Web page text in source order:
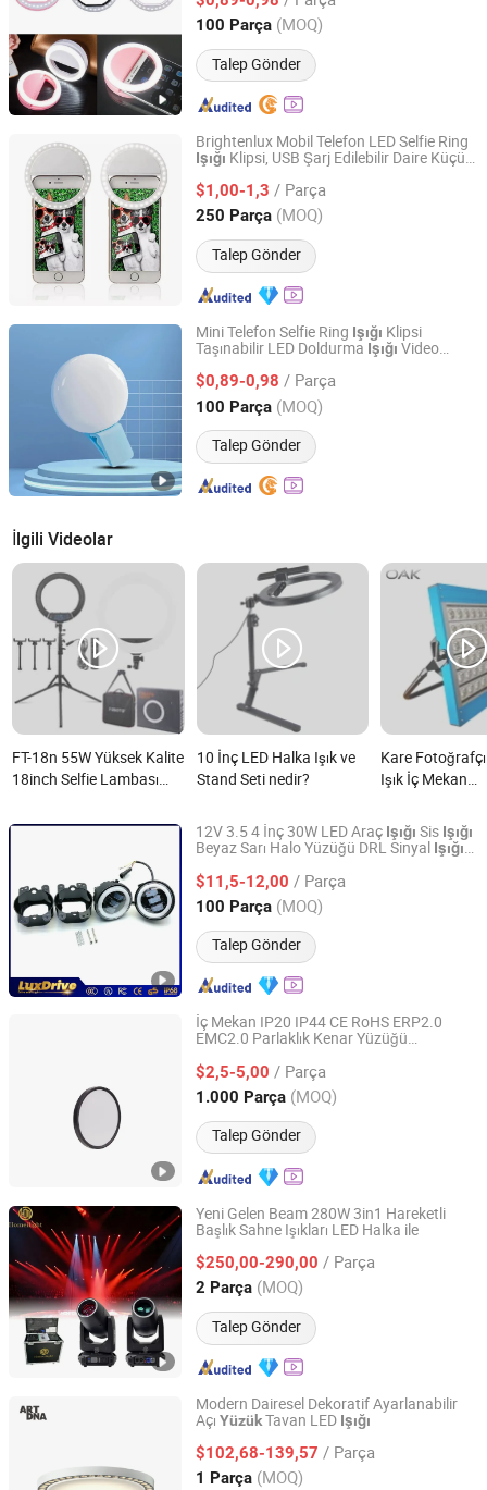
100 Parça (MOQ)
Talep Gönder
Fiyat 2016
Brightenlux Mobil Telefon LED Selfie Ring
Işığı Klipsi, USB Şarj Edilebilir Daire Küçük
$1,00-1,3 / Parça
250 Parça (MOQ)
Talep Gönder
Ningbo Brightenlux Electric Appliance Co., Ltd
Zhejiang, China Fiyat 2022
Mini Telefon Selfie Ring Işığı Klipsi
Taşınabilir LED Doldurma Işığı Video
$0,89-0,98 / Parça
100 Parça (MOQ)
Talep Gönder
Shenzhen Hisdon Technology Co.,Ltd,
Guangdong, China Fiyat 2016
İlgili Videolar
FT-18n 55W Yüksek Kalite
18inch Selfie Lambası
Ring Işığı Tripod Stand ile
Tiktok için nedir?
10 İnç LED Halka Işık ve
Stand Seti nedir?
Kare
Işık İç Mekan
LED Video
nedir?
12V 3.5 4 İnç 30W LED Araç Işığı Sis Işığı
Beyaz Sarı Halo Yüzüğü DRL Sinyal Işığı
$11,5-12,00 / Parça
100 Parça (MOQ)
Talep Gönder
Guangzhou Fdn Autolighting Company Limited.
Guangdong, China Fiyat 2025
İç Mekan IP20 IP44 CE RoHS ERP2.0
EMC2.0 Parlaklık Kenar Yüzüğü
WiFi Uzaktan 12W 18W 24W 36W 45W
55W LED Tavan Işığı
$2,5-5,00 / Parça
1.000 Parça (MOQ)
Talep Gönder
Ningbo Ido Lighting Appliance Co., Ltd.
Zhejiang, China Fiyat 2022
Yeni Gelen Beam 280W 3in1 Hareketli
Başlık Sahne Işıkları LED Halka ile
$250,00-290,00 / Parça
2 Parça (MOQ)
Talep Gönder
Guangzhou HOMEI Lighting Equipment Factory
Guangdong, China Fiyat 2015
Modern Dairesel Dekoratif Ayarlanabilir
Açı YüzükTavan LED Işığı
$102,68-139,57 / Parça
1 Parça (MOQ)
Zhongshan Gamder Electric Appliance Co., Ltd.
Guangdong, China Fiyat 2019